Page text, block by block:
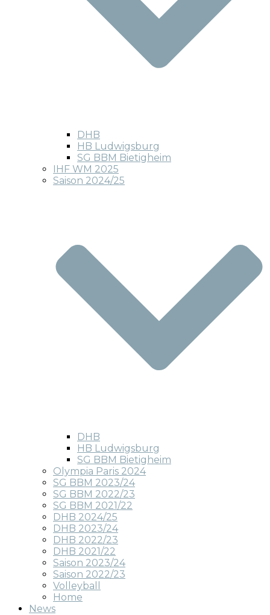
DHB
HB Ludwigsburg
SG BBM Bietigheim
IHF WM 2025
Saison 2024/25
DHB
HB Ludwigsburg
SG BBM Bietigheim
Olympia Paris 2024
SG BBM 2023/24
SG BBM 2022/23
SG BBM 2021/22
DHB 2024/25
DHB 2023/24
DHB 2022/23
DHB 2021/22
Saison 2023/24
Saison 2022/23
Volleyball
Home
News